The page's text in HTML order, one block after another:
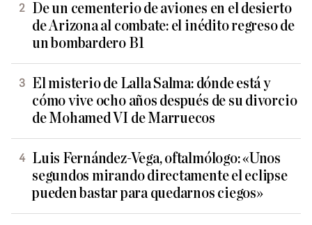
De un cementerio de aviones en el desierto
de Arizona al combate: el inédito regreso de
un bombardero B1
El misterio de Lalla Salma: dónde está y
cómo vive ocho años después de su divorcio
de Mohamed VI de Marruecos
Luis Fernández-Vega, oftalmólogo: «Unos
segundos mirando directamente el eclipse
pueden bastar para quedarnos ciegos»